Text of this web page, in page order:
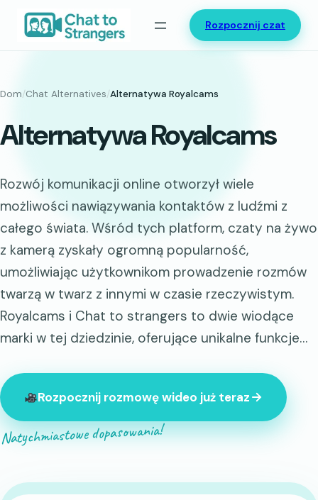
Przejdź
Rozpocznij czat
Dom/Chat Alternatives/Alternatywa Royalcams
Alternatywa Royalcams
Rozwój komunikacji online otworzył wiele
możliwości nawiązywania kontaktów z ludźmi z
całego świata. Wśród tych platform, czaty na żywo
z kamerą zyskały ogromną popularność,
umożliwiając użytkownikom prowadzenie rozmów
twarzą w twarz z innymi w czasie rzeczywistym.
Royalcams i Chat to strangers to dwie wiodące
marki w tej dziedzinie, oferujące unikalne funkcje…
Rozpocznij rozmowę wideo już teraz
Natychmiastowe dopasowania!